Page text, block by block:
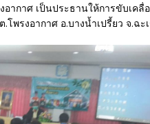
ากาศ เป็นประธานให้การขับเค
รงอากาศ อ.บางน้ำเปรี้ยว จ.ฉะเ